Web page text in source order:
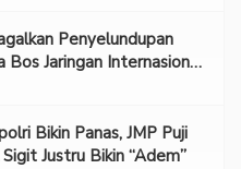
Penyelundupan
Bos Jaringan Internasional
Bikin Panas, JMP Puji
Justru Bikin “Adem”